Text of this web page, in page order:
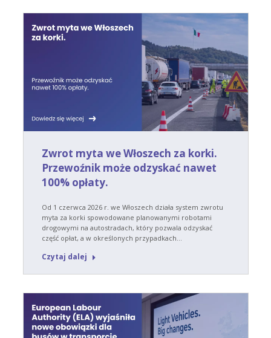
Zwrot myta we Włoszech za korki.
Przewoźnik może odzyskać nawet
100% opłaty.
Od 1 czerwca 2026 r. we Włoszech działa system zwrotu
myta za korki spowodowane planowanymi robotami
drogowymi na autostradach, który pozwala odzyskać
część opłat, a w określonych przypadkach…
Czytaj dalej